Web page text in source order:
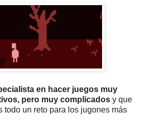
en hacer juegos muy
pero muy complicados y que
todo un reto para los jugones más